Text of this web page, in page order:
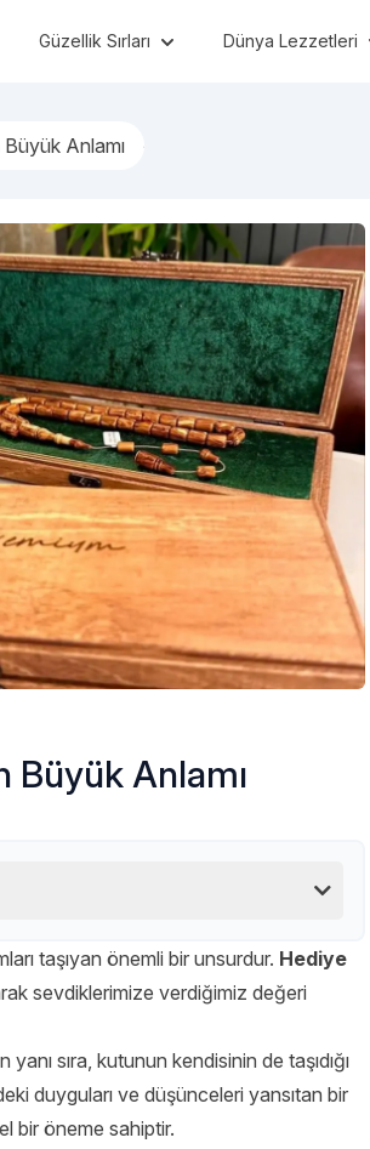
Güzellik Sırları Dünya Lezzetleri
Anlamı
Büyük Anlamı
taşıyan önemli bir unsurdur. Hediye
sevdiklerimize verdiğimiz değeri
sıra, kutunun kendisinin de taşıdığı
duyguları ve düşünceleri yansıtan bir
bir öneme sahiptir.